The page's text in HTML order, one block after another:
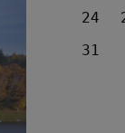
24
31